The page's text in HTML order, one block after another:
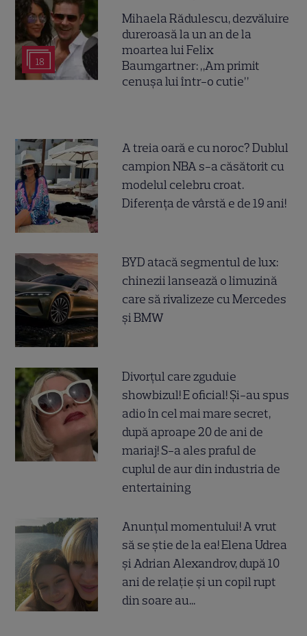
18
Mihaela Rădulescu, dezvăluire
dureroasă la un an de la
moartea lui Felix
Baumgartner: „Am primit
cenușa lui într-o cutie”
A treia oară e cu noroc? Dublul
campion NBA s-a căsătorit cu
modelul celebru croat.
Diferența de vârstă e de 19 ani!
BYD atacă segmentul de lux:
chinezii lansează o limuzină
care să rivalizeze cu Mercedes
și BMW
Divorțul care zguduie
showbizul! E oficial! Și-au spus
adio în cel mai mare secret,
după aproape 20 de ani de
mariaj! S-a ales praful de
cuplul de aur din industria de
entertaining
Anunțul momentului! A vrut
să se știe de la ea! Elena Udrea
și Adrian Alexandrov, după 10
ani de relație și un copil rupt
din soare au...